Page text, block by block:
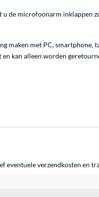
de microfoonarm inklappen
maken met PC, smartphone,
en kan alleen worden
eventueleverzendkosten en